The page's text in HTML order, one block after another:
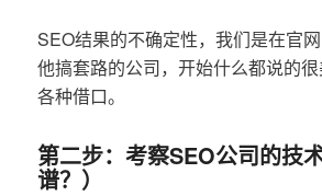
SEO结果的不确定性，我们是在官
他搞套路的公司，开始什么都说的
各种借口。
第二步：考察SEO公司的技
谱？）